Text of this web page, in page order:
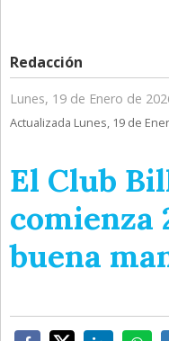
Redacción
Lunes, 19 de Enero de
Actualizada Lunes, 19 de
El Club
comienza
buena